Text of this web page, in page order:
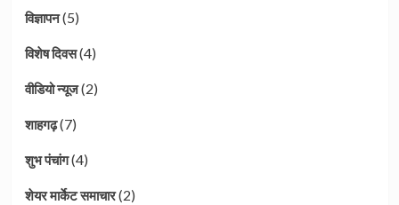
विज्ञापन(5)
विशेष दिवस(4)
वीडियो न्यूज(2)
शाहगढ़(7)
शुभ पंचांग(4)
शेयर मार्केट समाचार(2)